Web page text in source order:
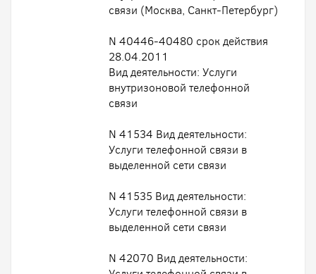
связи (Москва, Санкт-Петербург)
N 40446-40480 срок действия
28.04.2011
Вид деятельности: Услуги
внутризоновой телефонной
связи
N 41534 Вид деятельности:
Услуги телефонной связи в
выделенной сети связи
N 41535 Вид деятельности:
Услуги телефонной связи в
выделенной сети связи
N 42070 Вид деятельности: